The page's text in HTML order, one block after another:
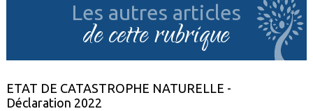
Les autres articles
de cette rubrique
ETAT DE CATASTROPHE NATURELLE -
Déclaration 2022